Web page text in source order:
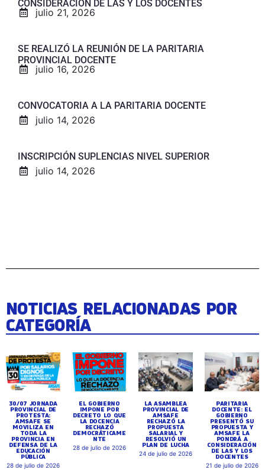
CONSIDERACIÓN DE LAS Y LOS DOCENTES
julio 21, 2026
SE REALIZÓ LA REUNIÓN DE LA PARITARIA
PROVINCIAL DOCENTE
julio 16, 2026
CONVOCATORIA A LA PARITARIA DOCENTE
julio 14, 2026
INSCRIPCIÓN SUPLENCIAS NIVEL SUPERIOR
julio 14, 2026
NOTICIAS RELACIONADAS POR
CATEGORÍA
30/07 JORNADA
PROVINCIAL DE
PROTESTA:
AMSAFE SE
MOVILIZA EN
TODA LA
PROVINCIA EN
DEFENSA DE LA
EDUCACIÓN
PÚBLICA
28 de julio de 2026
EL GOBIERNO
IMPONE POR
DECRETO LO QUE
LA DOCENCIA
RECHAZÓ
DEMOCRÁTICAME
NTE
28 de julio de 2026
LA ASAMBLEA
PROVINCIAL DE
AMSAFE
RECHAZÓ LA
PROPUESTA
SALARIAL Y
RESOLVIÓ UN
PLAN DE LUCHA
24 de julio de 2026
PARITARIA
DOCENTE: EL
GOBIERNO
PRESENTÓ SU
PROPUESTA Y
AMSAFE LA
PONDRÁ A
CONSIDERACIÓN
DE LAS Y LOS
DOCENTES
21 de julio de 2026